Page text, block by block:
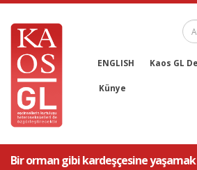
ENGLISH Kaos GL
Künye
Bir orman gibi kardeşçesine yaşamak